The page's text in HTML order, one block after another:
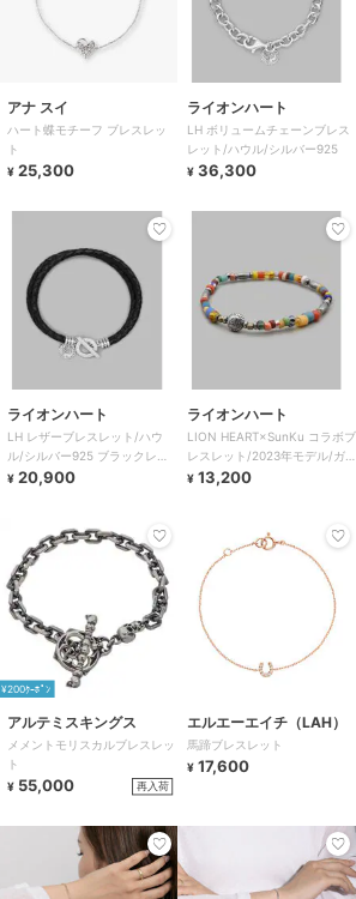
アナ スイ
ハート蝶モチーフ ブレスレッ
ト
¥ 25,300
ライオンハート
LH ボリュームチェーンブレス
レット/ハウル/シルバー925
¥ 36,300
ライオンハート
LH レザーブレスレット/ハウ
ル/シルバー925 ブラックレザ
ー
¥ 20,900
ライオンハート
LION HEART×SunKu コラボブ
レスレット/2023年モデル/ガ
ラスビーズ
¥ 13,200
¥200ｸｰﾎﾟﾝ
アルテミスキングス
メメントモリスカルブレスレッ
ト
¥ 55,000 再入荷
エルエーエイチ（LAH）
馬蹄ブレスレット
¥ 17,600